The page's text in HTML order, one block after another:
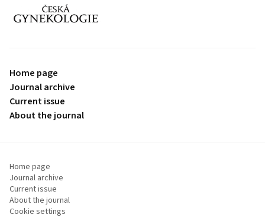
proLékaře.cz
Home page
Journal archive
Current issue
About the journal
Home page
Journal archive
Current issue
About the journal
Cookie settings